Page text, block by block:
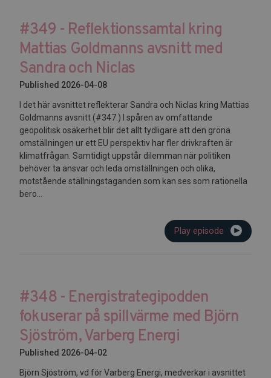
#349 - Reflektionssamtal kring
Mattias Goldmanns avsnitt med
Sandra och Niclas
Published 2026-04-08
I det här avsnittet reflekterar Sandra och Niclas kring Mattias
Goldmanns avsnitt (#347.) I spåren av omfattande
geopolitisk osäkerhet blir det allt tydligare att den gröna
omställningen ur ett EU perspektiv har fler drivkraften är
klimatfrågan. Samtidigt uppstår dilemman när politiken
behöver ta ansvar och leda omställningen och olika,
motstående ställningstaganden som kan ses som rationella
bero...
Play episode
#348 - Energistrategipodden
fokuserar på spillvärme med Björn
Sjöström, Varberg Energi
Published 2026-04-02
Björn Sjöström, vd för Varberg Energi, medverkar i avsnittet